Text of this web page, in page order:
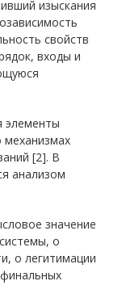
изыскания
свойств
входы и
элементы
механизмах
[2]. В
анализом
значение
о
о легитимации